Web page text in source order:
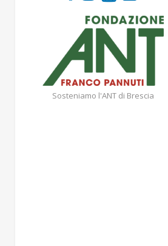
Sosteniamo l'ANT di Brescia